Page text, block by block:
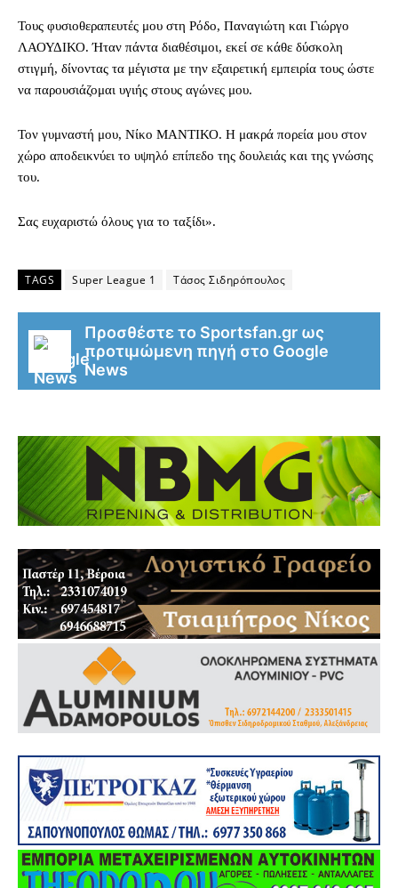
Τους φυσιοθεραπευτές μου στη Ρόδο, Παναγιώτη και Γιώργο
ΛΑΟΥΔΙΚΟ. Ήταν πάντα διαθέσιμοι, εκεί σε κάθε δύσκολη
στιγμή, δίνοντας τα μέγιστα με την εξαιρετική εμπειρία τους ώστε
να παρουσιάζομαι υγιής στους αγώνες μου.
Τον γυμναστή μου, Νίκο ΜΑΝΤΙΚΟ. Η μακρά πορεία μου στον
χώρο αποδεικνύει το υψηλό επίπεδο της δουλειάς και της γνώσης
του.
Σας ευχαριστώ όλους για το ταξίδι».
TAGS Super League 1 Τάσος Σιδηρόπουλος
Προσθέστε το Sportsfan.gr ως
προτιμώμενη πηγή στο Google
News